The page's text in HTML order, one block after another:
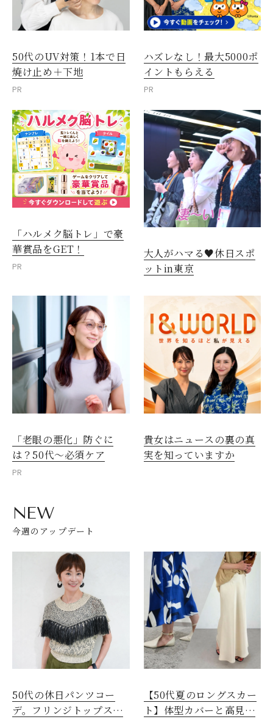
50代のUV対策！1本で日
焼け止め＋下地
PR
ハズレなし！最大5000ポ
イントもらえる
PR
「ハルメク脳トレ」で豪
華賞品をGET！
PR
大人がハマる♥休日スポ
ットin東京
「老眼の悪化」防ぐに
は？50代～必須ケア
PR
貴女はニュースの裏の真
実を知っていますか
NEW
今週のアップデート
50代の休日パンツコー
デ。フリンジトップスを
【50代夏のロングスカー
ト】体型カバーと高見え